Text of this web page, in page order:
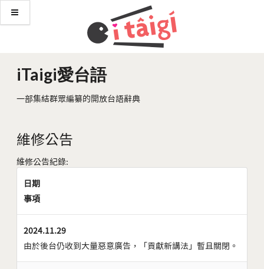
iTaigi愛台語
一部集結群眾編纂的開放台語辭典
維修公告
維修公告紀錄:
日期
事項
2024.11.29
由於後台仍收到大量惡意廣告，「貢獻新講法」暫且關閉。